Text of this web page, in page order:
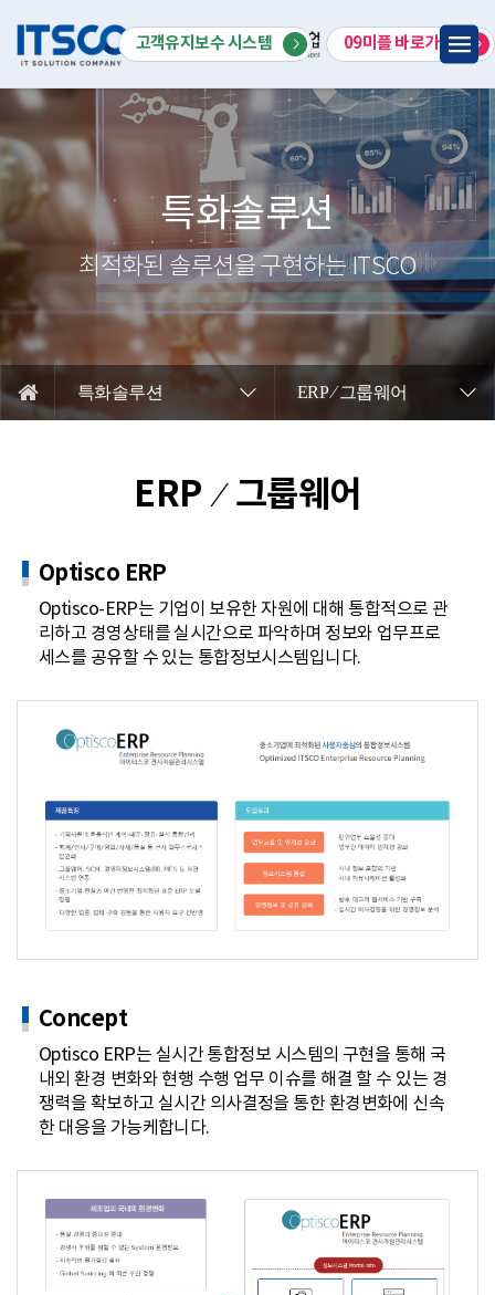
고객유지보수 시스템 09미플 바로가기
회사소개
IT서비스
R&D사업 특화솔루션
최적화된 솔루션을 구현하는 ITSCO
특화솔루션 ERP ⁄ 그룹웨어
ERP ⁄ 그룹웨어
Optisco ERP
Optisco-ERP는 기업이 보유한 자원에 대해 통합적으로 관
리하고 경영상태를 실시간으로 파악하며 정보와 업무프로
세스를 공유할 수 있는 통합정보시스템입니다.
Concept
Optisco ERP는 실시간 통합정보 시스템의 구현을 통해 국
내외 환경 변화와 현행 수행 업무 이슈를 해결 할 수 있는 경
쟁력을 확보하고 실시간 의사결정을 통한 환경변화에 신속
한 대응을 가능케합니다.